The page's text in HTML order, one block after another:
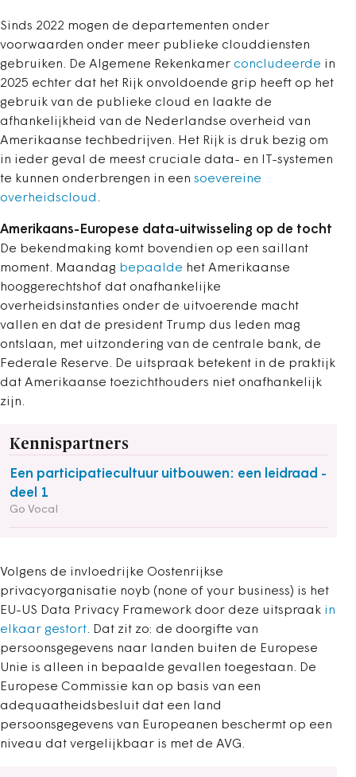
Sinds 2022 mogen de departementen onder
voorwaarden onder meer publieke clouddiensten
gebruiken. De Algemene Rekenkamer concludeerde in
2025 echter dat het Rijk onvoldoende grip heeft op het
gebruik van de publieke cloud en laakte de
afhankelijkheid van de Nederlandse overheid van
Amerikaanse techbedrijven. Het Rijk is druk bezig om
in ieder geval de meest cruciale data- en IT-systemen
te kunnen onderbrengen in een soevereine
overheidscloud .
Amerikaans-Europese data-uitwisseling op de tocht
De bekendmaking komt bovendien op een saillant
moment. Maandag bepaalde het Amerikaanse
hooggerechtshof dat onafhankelijke
overheidsinstanties onder de uitvoerende macht
vallen en dat de president Trump dus leden mag
ontslaan, met uitzondering van de centrale bank, de
Federale Reserve. De uitspraak betekent in de praktijk
dat Amerikaanse toezichthouders niet onafhankelijk
zijn.
Kennispartners
Een participatiecultuur uitbouwen: een leidraad -
deel 1
Go Vocal
Volgens de invloedrijke Oostenrijkse
privacyorganisatie noyb (none of your business) is het
EU-US Data Privacy Framework door deze uitspraak in
elkaar gestort. Dat zit zo: de doorgifte van
persoonsgegevens naar landen buiten de Europese
Unie is alleen in bepaalde gevallen toegestaan. De
Europese Commissie kan op basis van een
adequaatheidsbesluit dat een land
persoonsgegevens van Europeanen beschermt op een
niveau dat vergelijkbaar is met de AVG.